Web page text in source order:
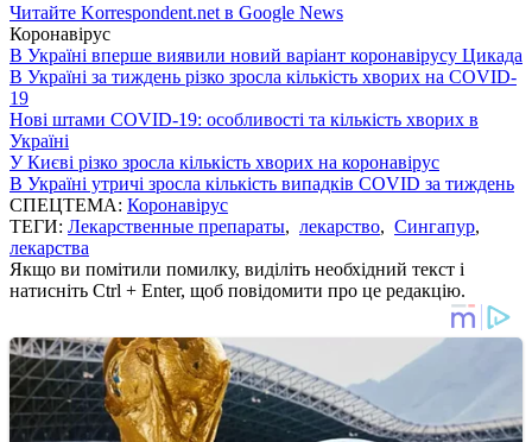
Читайте Korrespondent.net в Google News
Коронавірус
В Україні вперше виявили новий варіант коронавірусу Цикада
В Україні за тиждень різко зросла кількість хворих на COVID-
19
Нові штами COVID-19: особливості та кількість хворих в
Україні
У Києві різко зросла кількість хворих на коронавірус
В Україні утричі зросла кількість випадків COVID за тиждень
СПЕЦТЕМА: Коронавірус
ТЕГИ: Лекарственные препараты, лекарство, Сингапур,
лекарства
Якщо ви помітили помилку, виділіть необхідний текст і
натисніть Ctrl + Enter, щоб повідомити про це редакцію.